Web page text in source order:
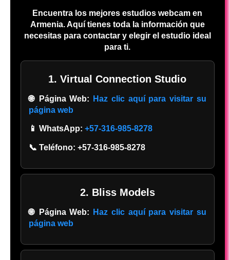
Encuentra los mejores estudios webcam en
Armenia. Aquí tienes toda la información que
necesitas para contactar y elegir el estudio ideal
para ti.
1. Virtual Connection Studio
🌐 Página Web:
Haz clic aquí para visitar su
página web
📱 WhatsApp: +57-316-985-8278
📞 Teléfono: +57-316-985-8278
2. Bliss Models
🌐 Página Web:
Haz clic aquí para visitar su
página web